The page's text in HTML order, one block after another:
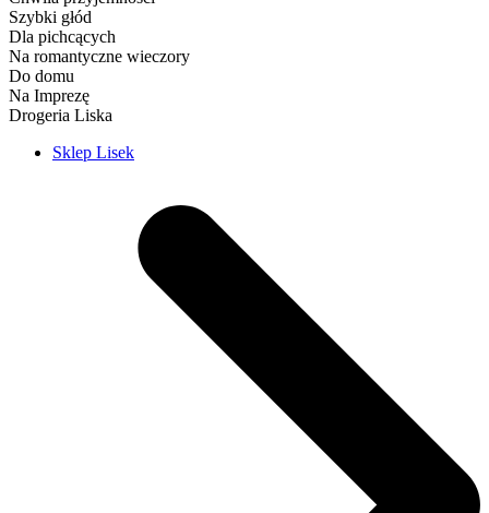
Szybki głód
Dla pichcących
Na romantyczne wieczory
Do domu
Na Imprezę
Drogeria Liska
Sklep Lisek